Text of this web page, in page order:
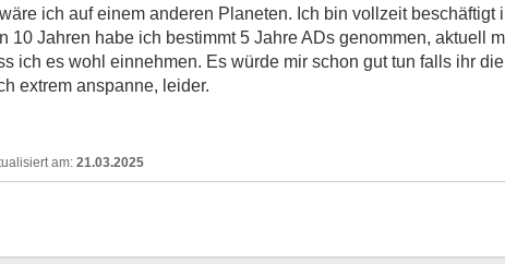
ich auf einem anderen Planeten. Ich bin vollzeit beschäftigt
10 Jahren habe ich bestimmt 5 Jahre ADs genommen, aktuell
ich es wohl einnehmen. Es würde mir schon gut tun falls ihr
extrem anspanne, leider.
21.03.2025